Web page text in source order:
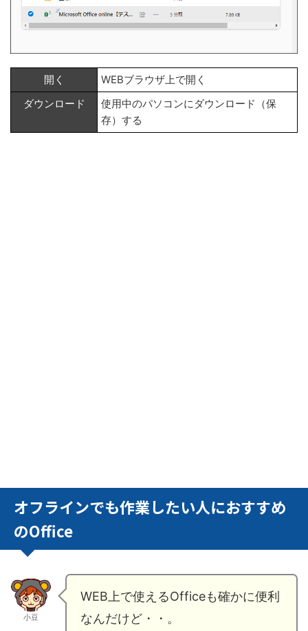
開く
WEBブラウザ上で開く
ダウンロード
使用中のパソコンにダウンロード（保
存）する
オフラインでも作業したい人におすすめ
のOffice
小豆
WEB上で使えるOfficeも確かに便利
なんだけど・・。